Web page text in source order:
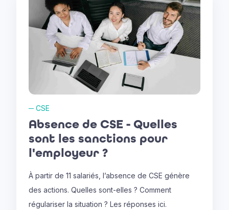
─ CSE
Absence de CSE - Quelles
sont les sanctions pour
l'employeur ?
À partir de 11 salariés, l’absence de CSE génère
des actions. Quelles sont-elles ? Comment
régulariser la situation ? Les réponses ici.